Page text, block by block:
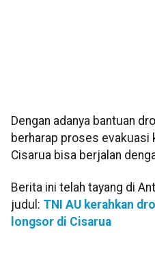
Dengan adanya bantuan
berharap proses evakuasi
Cisarua bisa berjalan
Berita ini telah tayang di
judul: TNI AU kerahkan
longsor di Cisarua